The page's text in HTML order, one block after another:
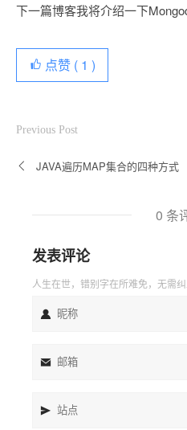
下一篇博客我将介绍一下
点赞 ( 1 )
Previous Post
JAVA遍历MAP集合的四种方式
0 条
发表评论
人生在世，错别字在所难免，无需纠